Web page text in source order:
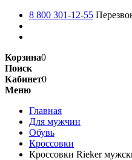
8 800 301-12-55
Корзина0
Поиск
Кабинет0
Меню
Главная
Для мужчин
Обувь
Кроссовки
Кроссовки Rieker